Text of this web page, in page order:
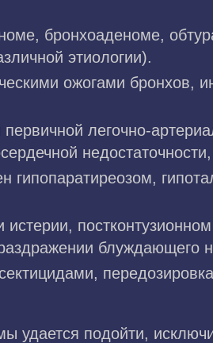
бронхоаденоме,
этиологии).
ожогами бронхов,
легочно-
гипопаратиреозом,
блуждающего
удается подойти,